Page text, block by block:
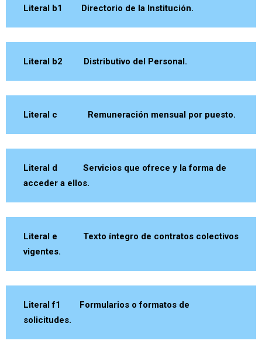
Literal b1 Directorio de la Institución.
Literal b2 Distributivo del Personal.
Literal c Remuneración mensual por puesto.
Literal d Servicios que ofrece y la forma de
acceder a ellos.
Literal e Texto íntegro de contratos colectivos
vigentes.
Literal f1 Formularios o formatos de
solicitudes.